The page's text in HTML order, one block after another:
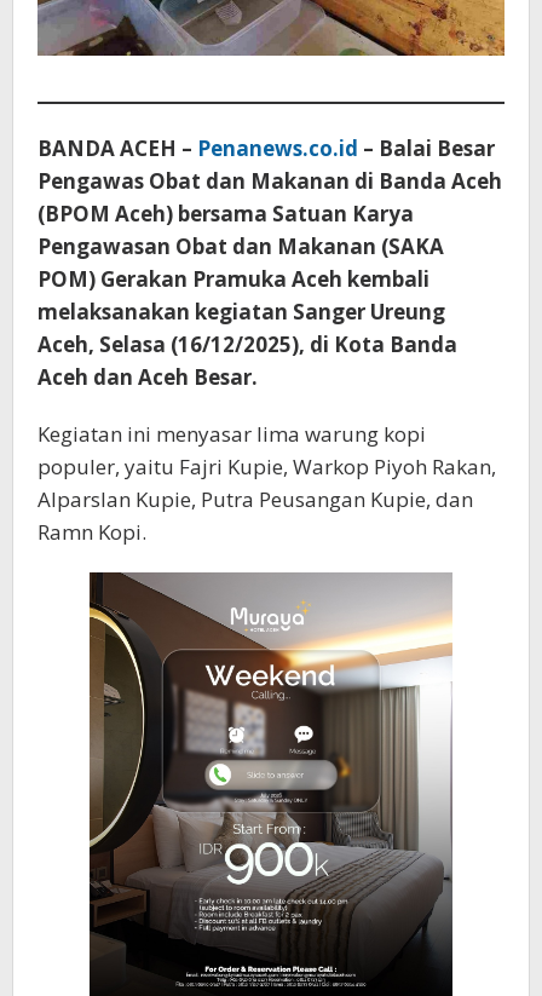
BANDA ACEH – Penanews.co.id – Balai Besar
Pengawas Obat dan Makanan di Banda Aceh
(BPOM Aceh) bersama Satuan Karya
Pengawasan Obat dan Makanan (SAKA
POM) Gerakan Pramuka Aceh kembali
melaksanakan kegiatan Sanger Ureung
Aceh, Selasa (16/12/2025), di Kota Banda
Aceh dan Aceh Besar.
Kegiatan ini menyasar lima warung kopi
populer, yaitu Fajri Kupie, Warkop Piyoh Rakan,
Alparslan Kupie, Putra Peusangan Kupie, dan
Ramn Kopi.